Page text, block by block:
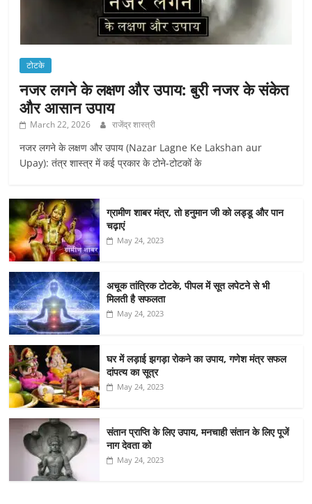
टोटके
नजर लगने के लक्षण और उपाय: बुरी नजर के संकेत
और आसान उपाय
March 22, 2026 राजेंद्र शास्त्री
नजर लगने के लक्षण और उपाय (Nazar Lagne Ke Lakshan aur
Upay): तंत्र शास्त्र में कई प्रकार के टोने-टोटकों के
ग्रामीण शाबर मंत्र, तो हनुमान जी को लड्डू और पान
चढ़ाएं
May 24, 2023
अचूक तांत्रिक टोटके, पीपल में सूत लपेटने से भी
मिलती है सफलता
May 24, 2023
घर में लड़ाई झगड़ा रोकने का उपाय, गणेश मंत्र सफल
दांपत्य का सूत्र
May 24, 2023
संतान प्राप्ति के लिए उपाय, मनचाही संतान के लिए पूजें
नाग देवता को
May 24, 2023